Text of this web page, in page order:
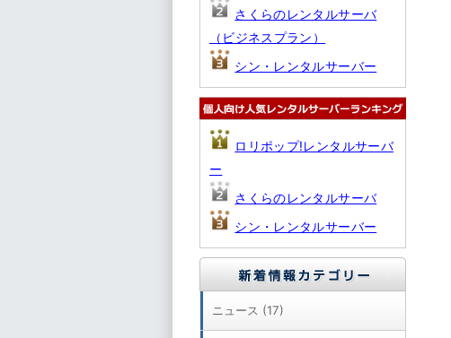
さくらのレンタルサーバ
（ビジネスプラン）
シン・レンタルサーバー
ロリポップ!レンタルサーバ
ー
さくらのレンタルサーバ
シン・レンタルサーバー
ニュース (17)